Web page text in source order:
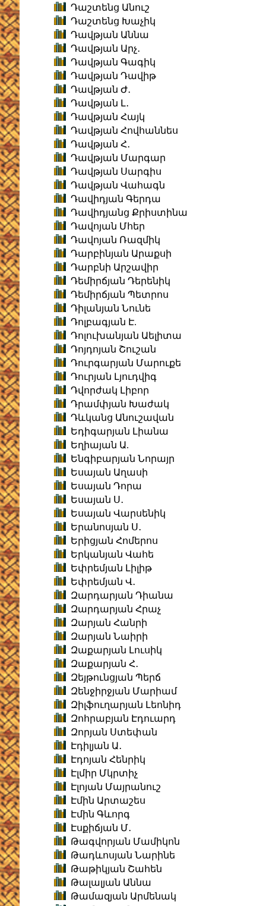
Դաշտենց Անուշ
Դաշտենց Խաչիկ
Դավթյան Աննա
Դավթյան Արչ․
Դավթյան Գագիկ
Դավթյան Դավիթ
Դավթյան Ժ․
Դավթյան Լ․
Դավթյան Հայկ
Դավթյան Հովհաննես
Դավթյան Հ․
Դավթյան Մարգար
Դավթյան Սարգիս
Դավթյան Վահագն
Դավիդյան Գերդա
Դավիդյանց Քրիստինա
Դավոյան Մհեր
Դավոյան Ռազմիկ
Դարբինյան Արաքսի
Դարբնի Արշավիր
Դեմիրճյան Դերենիկ
Դեմիրճյան Պետրոս
Դիլանյան Նունե
Դոլբագյան Է.
Դոլուխանյան Աելիտա
Դոյդոյան Շուշան
Դուրգարյան Մարուքե
Դուրյան Լյուդվիգ
Դվորժակ Լիբոր
Դրամփյան Խաժակ
Դևկանց Անուշավան
Եդիգարյան Լիանա
Եղիայան Ա.
Ենգիբարյան Նորայր
Եսայան Աղասի
Եսայան Դորա
Եսայան Ս․
Եսայան Վարսենիկ
Երանոսյան Ս․
Երիցյան Հոմերոս
Երկանյան Վահե
Եփրեմյան Լիլիթ
Եփրեմյան Վ․
Զարդարյան Դիանա
Զարդարյան Հրաչ
Զարյան Հանրի
Զարյան Նաիրի
Զաքարյան Լուսիկ
Զաքարյան Հ․
Զեյթունցյան Պերճ
Զենջիրջյան Մարիամ
Զիլֆուղարյան Լեոնիդ
Զոհրաբյան Էդուարդ
Զորյան Ստեփան
Էդիլյան Ա․
Էդոյան Հենրիկ
Էլմիր Մկրտիչ
Էլոյան Մայրանուշ
Էմին Արտաշես
Էմին Գևորգ
Էսքիճյան Մ․
Թագվորյան Մամիկոն
Թադևոսյան Նարինե
Թաթիկյան Շահեն
Թալալյան Աննա
Թամազյան Արմենակ